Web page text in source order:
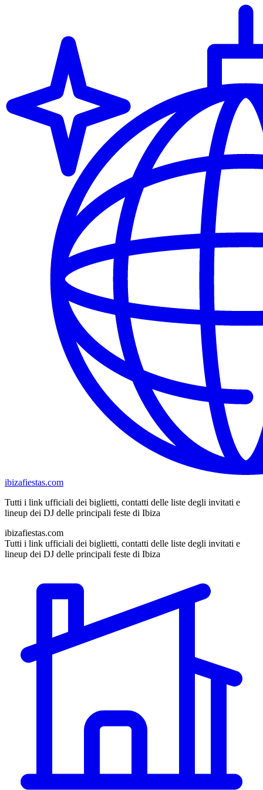
ibizafiestas.com
Tutti i link ufficiali dei biglietti, contatti delle liste degli invitati e
lineup dei DJ delle principali feste di Ibiza
ibizafiestas.com
Tutti i link ufficiali dei biglietti, contatti delle liste degli invitati e
lineup dei DJ delle principali feste di Ibiza